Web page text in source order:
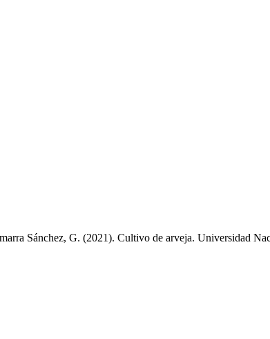
Sánchez, G. (2021). Cultivo de arveja. Universidad